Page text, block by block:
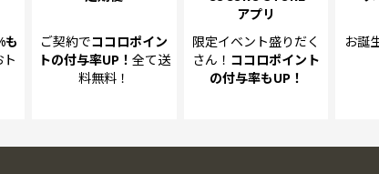
も
ご契約でココロポイン
トの付与率UP！ 全て送
料無料！
アプリ
限定イベント盛りだく
さん！ ココロポイント
の付与率もUP！
お誕